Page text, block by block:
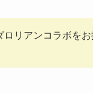
リアンコラボを